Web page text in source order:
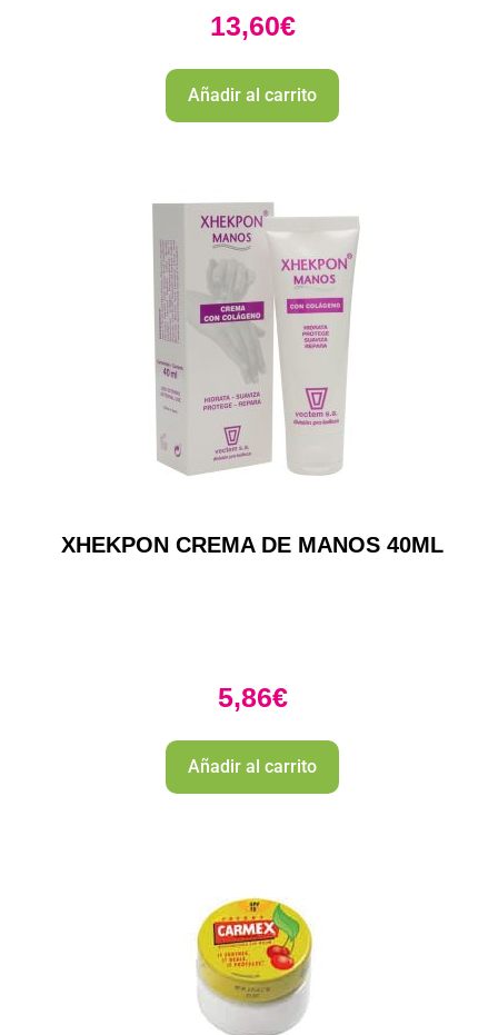
13,60€
Añadir al carrito
XHEKPON CREMA DE MANOS 40ML
5,86€
Añadir al carrito